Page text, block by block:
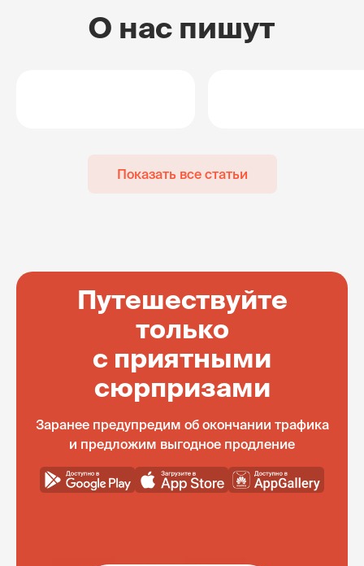
О нас пишут
Показать все статьи
Путешествуйте
только
с приятными
сюрпризами
Заранее предупредим об окончании трафика
и предложим выгодное продление